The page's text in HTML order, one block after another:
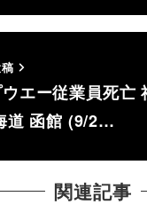
エー従業員死亡
道 函館 (9/2…
関連記事